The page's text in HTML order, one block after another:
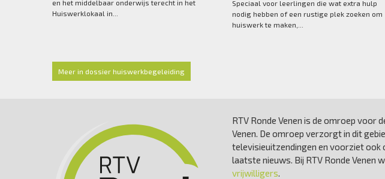
en het middelbaar onderwijs terecht in het
Huiswerklokaal in...
Speciaal voor leerlingen die wat extra hulp
nodig hebben of een rustige plek zoeken om
huiswerk te maken,...
Meer in dossier huiswerkbegeleiding
RTV Ronde Venen is de omroep voor
Venen. De omroep verzorgt in dit
televisieuitzendingen en voorziet ook
laatste nieuws. Bij RTV Ronde Venen
vrijwilligers.